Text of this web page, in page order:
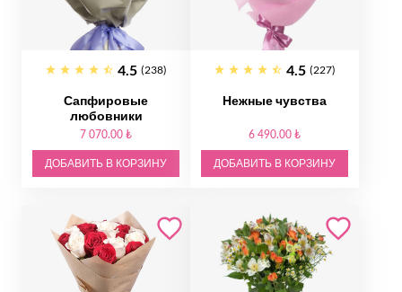
4.5 (238)
Сапфировые
любовники
7 070.00 ₺
ДОБАВИТЬ В КОРЗИНУ
4.5 (227)
Нежные чувства
6 490.00 ₺
ДОБАВИТЬ В КОРЗИНУ